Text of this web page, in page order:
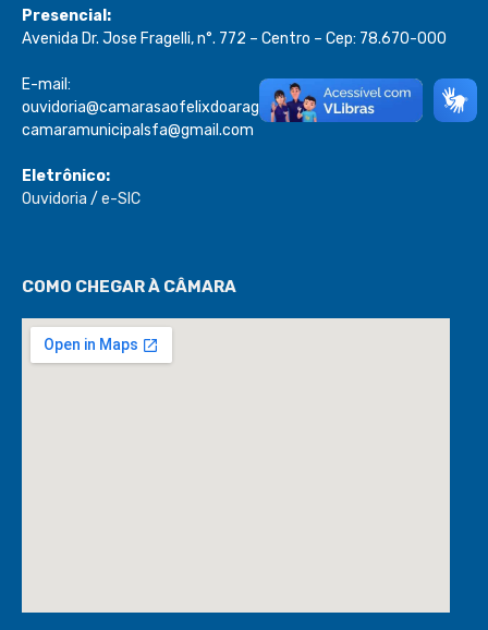
Presencial:
Avenida Dr. Jose Fragelli, n°. 772 – Centro – Cep: 78.670-000
E-mail:
ouvidoria@camarasaofelixdoaraguaia.mt.gov.br
camaramunicipalsfa@gmail.com
Eletrônico:
Ouvidoria / e-SIC
COMO CHEGAR À CÂMARA